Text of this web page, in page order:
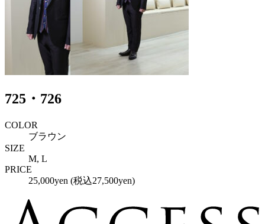
725・726
COLOR
ブラウン
SIZE
M, L
PRICE
25,000yen (税込27,500yen)